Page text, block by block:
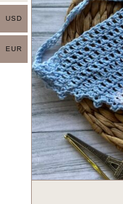
USD
EUR